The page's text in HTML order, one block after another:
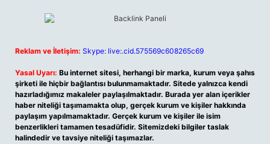
Reklam ve İletişim: Skype: live:.cid.575569c608265c69
Yasal Uyarı: Bu internet sitesi, herhangi bir marka, kurum veya şahıs
şirketi ile hiçbir bağlantısı bulunmamaktadır. Sitede yalnızca kendi
hazırladığımız makaleler paylaşılmaktadır. Burada yer alan içerikler
haber niteliği taşımamakta olup, gerçek kurum ve kişiler hakkında
paylaşım yapılmamaktadır. Gerçek kurum ve kişiler ile isim
benzerlikleri tamamen tesadüfidir. Sitemizdeki bilgiler taslak
halindedir ve tavsiye niteliği taşımazlar.